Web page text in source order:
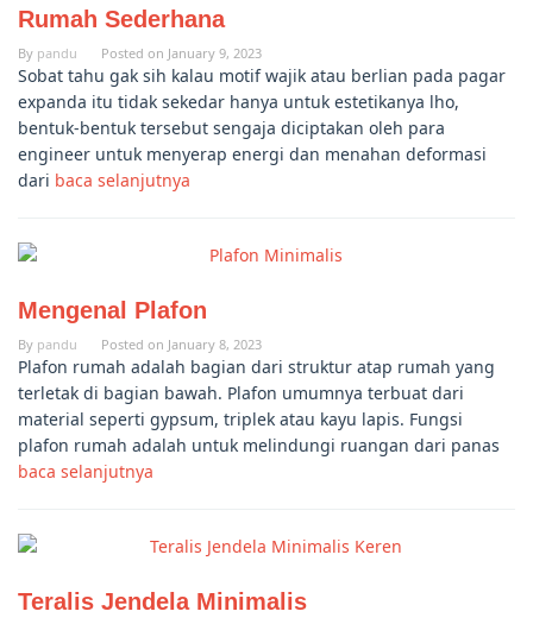
Rumah Sederhana
By pandu Posted on January 9, 2023
Sobat tahu gak sih kalau motif wajik atau berlian pada pagar
expanda itu tidak sekedar hanya untuk estetikanya lho,
bentuk-bentuk tersebut sengaja diciptakan oleh para
engineer untuk menyerap energi dan menahan deformasi
dari baca selanjutnya
Mengenal Plafon
By pandu Posted on January 8, 2023
Plafon rumah adalah bagian dari struktur atap rumah yang
terletak di bagian bawah. Plafon umumnya terbuat dari
material seperti gypsum, triplek atau kayu lapis. Fungsi
plafon rumah adalah untuk melindungi ruangan dari panas
baca selanjutnya
Teralis Jendela Minimalis